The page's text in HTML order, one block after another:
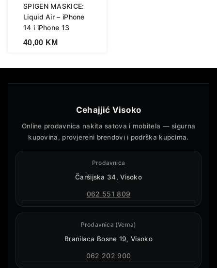
SPIGEN MASKICE:
Liquid Air – iPhone
14 i iPhone 13
40,00 KM
Cehajjić Visoko
Online prodavnica nakita satova i mobitela — sigurna
kupovina, provjereni brendovi i podrška kupcima.
Prodavnica
Čaršijska 34, Visoko
062 551 809
Prodavnica (Vema)
Branilaca Bosne 19, Visoko
062 202 900